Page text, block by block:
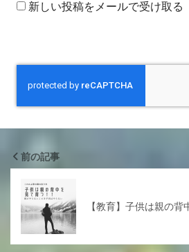
新しい投稿をメールで受け取る
前の記事
【教育】子供は親の背